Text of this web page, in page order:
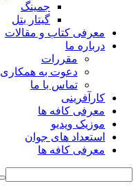
جمینگ
گیتار بتل
معرفی کتاب و مقالات
درباره ما
مقررات
دعوت به همکاری
تماس با ما
کارآفرینی
معرفی کافه ها
موزیک ویدیو
استعداد های جوان
معرفی کافه ها